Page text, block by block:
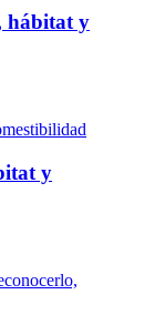
hábitat y
y